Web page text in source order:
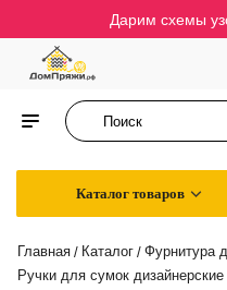
Дарим схемы
Каталог товаров
Главная / Каталог / Фурнитура
Ручки для сумок